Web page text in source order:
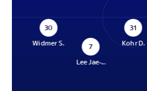
30
Widmer S.
7
Lee Jae-...
31
Kohr D.